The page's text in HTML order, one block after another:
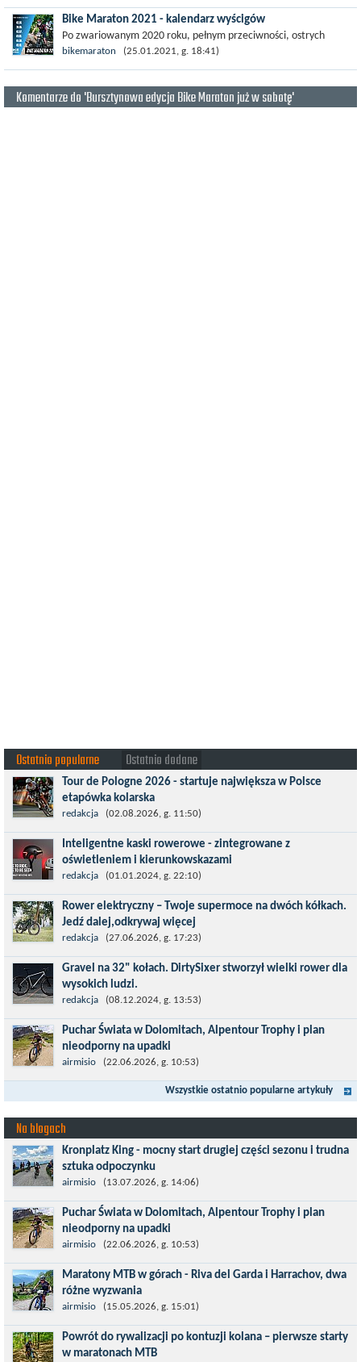
wyścig i piknikowa,...
Bike Maraton 2021 - kalendarz wyścigów
Po zwariowanym 2020 roku, pełnym przeciwności, ostrych
zakrętów, trudnych decyzji i bolesnych niespodzianek,
wchodzimy w nie mniej...
bikemaraton (25.01.2021, g. 18:41)
Komentarze do 'Bursztynowa edycja Bike Maraton już w sobotę'
Ostatnio popularne Ostatnio dodane
Tour de Pologne 2026 - startuje największa w Polsce
etapówka kolarska
Tour de Pologne 2026 to jedno z najbardziej prestiżowych
wydarzeń sportowych w Polsce. wyścig zaliczany po raz 22. do
prestiżowego cyklu UCI World...
redakcja (02.08.2026, g. 11:50)
Inteligentne kaski rowerowe - zintegrowane z
oświetleniem i kierunkowskazami
Temat bezpieczeństwa jazdy wchodzi na nowy poziom. Do tej
pory kask było odpowiedzialny przede wszystkim za
bezpieczeństwo rowerzysty, ochronę...
redakcja (01.01.2024, g. 22:10)
Rower elektryczny – Twoje supermoce na dwóch kółkach.
Jedź dalej,odkrywaj więcej
Marzenia o dalekich podróżach bez ogromnego zmęczenia stają
się rzeczywistością dzięki nowoczesnym technologiom ukrytym
w jednośladach....
redakcja (27.06.2026, g. 17:23)
Gravel na 32" kołach. DirtySixer stworzył wielki rower dla
wysokich ludzi.
Wszyscy już zdążyli zapomnieć, jaką rewolucją okazały się
rowery typu 29'er. Z początku wydawało się, że będzie to dobry
kompromis dla...
redakcja (08.12.2024, g. 13:53)
Puchar Świata w Dolomitach, Alpentour Trophy i plan
nieodporny na upadki
Czerwiec w moim planie oznaczał wejście w najbardziej
wymagający etap i cel pierwszej części sezonu: Puchar Świata w
maratonie MTB w Dolomitach...
airmisio (22.06.2026, g. 10:53)
Wszystkie ostatnio popularne artykuły
Na blogach
Kronplatz King - mocny start drugiej części sezonu i trudna
sztuka odpoczynku
Kronplatz King, epicki MTB Maraton z metą na 2275 m we
włoskich Alpach – łącznie 3000 metrów przewyższenia na
dystansie 60 km, ze...
airmisio (13.07.2026, g. 14:06)
Puchar Świata w Dolomitach, Alpentour Trophy i plan
nieodporny na upadki
Czerwiec w moim planie oznaczał wejście w najbardziej
wymagający etap i cel pierwszej części sezonu: Puchar Świata w
maratonie MTB w Dolomitach...
airmisio (22.06.2026, g. 10:53)
Maratony MTB w górach - Riva del Garda i Harrachov, dwa
różne wyzwania
Maj to idealny czas, by z płaskich i szybkich wyścigów przejść do
znacznie bardziej ambitnych wyzwań, jakimi są górskie wyścigi
MTB....
airmisio (15.05.2026, g. 15:01)
Powrót do rywalizacji po kontuzji kolana – pierwsze starty
w maratonach MTB